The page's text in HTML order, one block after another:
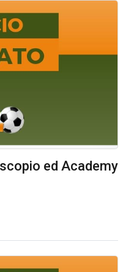
ed Academy